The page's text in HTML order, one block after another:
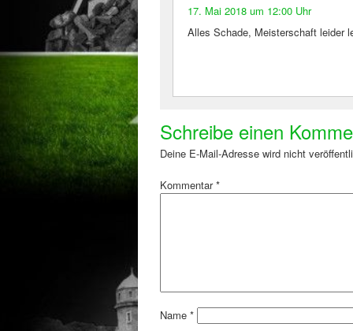
17. Mai 2018 um 12:00 Uhr
Alles Schade, Meisterschaft leider
Schreibe einen
Deine E-Mail-Adresse wird nicht
Kommentar*
Name *